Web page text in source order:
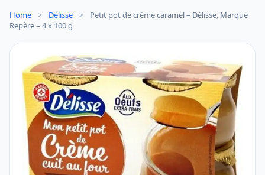
Home > Délisse >
Petit pot de crème caramel – Délisse, Marque
Repère – 4 x 100 g